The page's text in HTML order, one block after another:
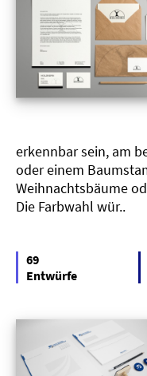
erkennbar sein, am
oder einem
Weihnachtsbäume
Die Farbwahl wür..
69
Entwürfe